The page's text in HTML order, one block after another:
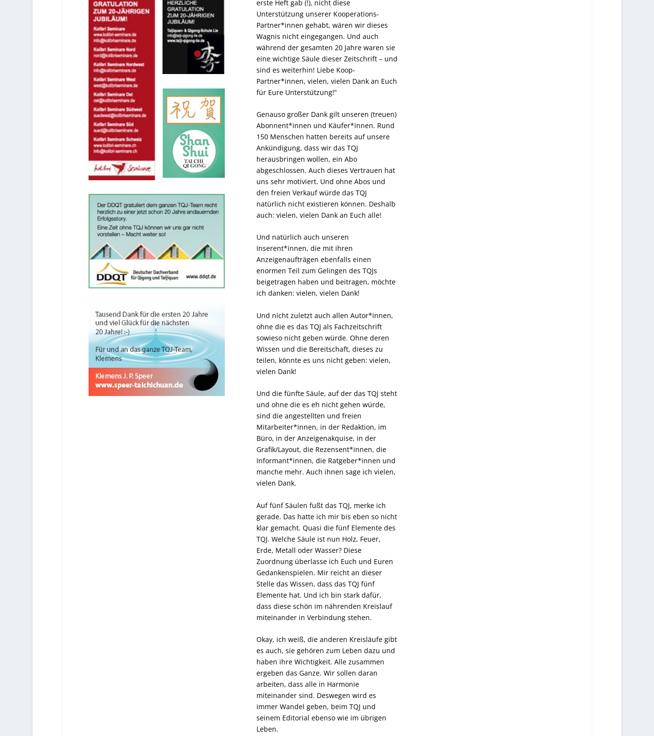
erste Heft gab (!), nicht diese
Unterstützung unserer Kooperations-
Partner*innen gehabt, wären wir dieses
Wagnis nicht eingegangen. Und auch
während der gesamten 20 Jahre waren sie
eine wichtige Säule dieser Zeitschrift – und
sind es weiterhin! Liebe Koop-
Partner*innen, vielen, vielen Dank an Euch
für Eure Unterstützung!“
Genauso großer Dank gilt unseren (treuen)
Abonnent*innen und Käufer*innen. Rund
150 Menschen hatten bereits auf unsere
Ankündigung, dass wir das TQJ
herausbringen wollen, ein Abo
abgeschlossen. Auch dieses Vertrauen hat
uns sehr motiviert. Und ohne Abos und
den freien Verkauf würde das TQJ
natürlich nicht existieren können. Deshalb
auch: vielen, vielen Dank an Euch alle!
Und natürlich auch unseren
Inserent*innen, die mit ihren
Anzeigenaufträgen ebenfalls einen
enormen Teil zum Gelingen des TQJs
beigetragen haben und beitragen, möchte
ich danken: vielen, vielen Dank!
Und nicht zuletzt auch allen Autor*innen,
ohne die es das TQJ als Fachzeitschrift
sowieso nicht geben würde. Ohne deren
Wissen und die Bereitschaft, dieses zu
teilen, könnte es uns nicht geben: vielen,
vielen Dank!
Und die fünfte Säule, auf der das TQJ steht
und ohne die es eh nicht gehen würde,
sind die angestellten und freien
Mitarbeiter*innen, in der Redaktion, im
Büro, in der Anzeigenakquise, in der
Grafik/Layout, die Rezensent*innen, die
Informant*innen, die Ratgeber*innen und
manche mehr. Auch ihnen sage ich vielen,
vielen Dank.
Auf fünf Säulen fußt das TQJ, merke ich
gerade. Das hatte ich mir bis eben so nicht
klar gemacht. Quasi die fünf Elemente des
TQJ. Welche Säule ist nun Holz, Feuer,
Erde, Metall oder Wasser? Diese
Zuordnung überlasse ich Euch und Euren
Gedankenspielen. Mir reicht an dieser
Stelle das Wissen, dass das TQJ fünf
Elemente hat. Und ich bin stark dafür,
dass diese schön im nährenden Kreislauf
miteinander in Verbindung stehen.
Okay, ich weiß, die anderen Kreisläufe gibt
es auch, sie gehören zum Leben dazu und
haben ihre Wichtigkeit. Alle zusammen
ergeben das Ganze. Wir sollen daran
arbeiten, dass alle in Harmonie
miteinander sind. Deswegen wird es
immer Wandel geben, beim TQJ und
seinem Editorial ebenso wie im übrigen
Leben.